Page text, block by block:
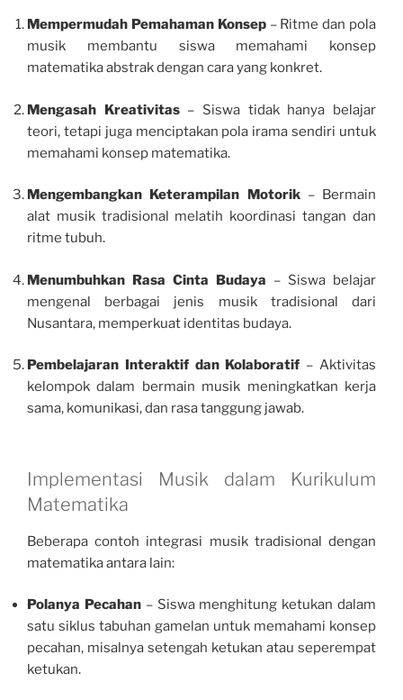
Mempermudah Pemahaman Konsep– Ritme dan pola
musik membantu siswa memahami konsep
matematika abstrak dengan cara yang konkret.
Mengasah Kreativitas– Siswa tidak hanya belajar
teori, tetapi juga menciptakan pola irama sendiri untuk
memahami konsep matematika.
Mengembangkan Keterampilan Motorik– Bermain
alat musik tradisional melatih koordinasi tangan dan
ritme tubuh.
Menumbuhkan Rasa Cinta Budaya – Siswa belajar
mengenal berbagai jenis musik tradisional dari
Nusantara, memperkuat identitas budaya.
Pembelajaran Interaktif dan Kolaboratif – Aktivitas
kelompok dalam bermain musik meningkatkan kerja
sama, komunikasi, dan rasa tanggung jawab.
Implementasi Musik dalam Kurikulum
Matematika
Beberapa contoh integrasi musik tradisional dengan
matematika antara lain:
Polanya Pecahan– Siswa menghitung ketukan dalam
satu siklus tabuhan gamelan untuk memahami konsep
pecahan, misalnya setengah ketukan atau seperempat
ketukan.